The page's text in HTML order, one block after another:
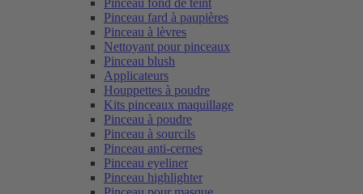
Pinceau fond de teint
Pinceau fard à paupières
Pinceau à lèvres
Nettoyant pour pinceaux
Pinceau blush
Applicateurs
Houppettes à poudre
Kits pinceaux maquillage
Pinceau à poudre
Pinceau à sourcils
Pinceau anti-cernes
Pinceau eyeliner
Pinceau highlighter